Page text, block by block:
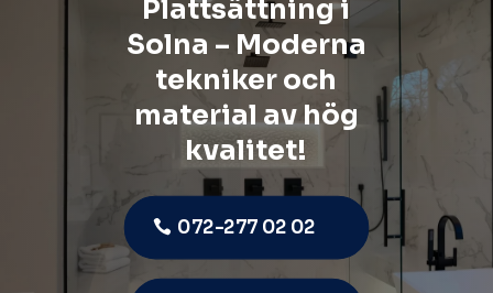
Plattsättning i
Solna – Moderna
tekniker och
material av hög
kvalitet!
072-277 02 02